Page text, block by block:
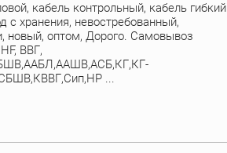
кабель контрольный, кабель гибкий
с хранения, невостребованный,
новый, оптом, Дорого. Самовывоз
ВВГ,
...